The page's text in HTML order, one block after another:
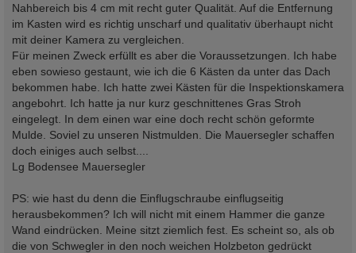
Nahbereich bis 4 cm mit recht guter Qualität. Auf die Entfernung
im Kasten wird es richtig unscharf und qualitativ überhaupt nicht
mit deiner Kamera zu vergleichen.
Für meinen Zweck erfüllt es aber die Voraussetzungen. Ich habe
eben sowieso gestaunt, wie ich die 6 Kästen da unter das Dach
bekommen habe. Ich hatte zwei Kästen für die Inspektionskamera
angebohrt. Ich hatte ja nur kurz geschnittenes Gras Stroh
eingelegt. In dem einen war eine doch recht schön geformte
Mulde. Soviel zu unseren Nistmulden. Die Mauersegler schaffen
doch einiges auch selbst....
Lg Bodensee Mauersegler
PS: wie hast du denn die Einflugschraube einflugseitig
herausbekommen? Ich will nicht mit einem Hammer die ganze
Wand eindrücken. Meine sitzt ziemlich fest. Es scheint so, als ob
die von Schwegler in den noch weichen Holzbeton gedrückt